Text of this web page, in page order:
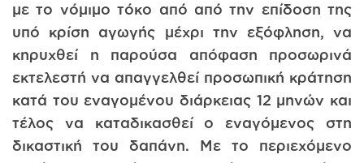
με το νόμιμο τόκο από από την επίδοση της
υπό κρίση αγωγής μέχρι την εξόφληση, να
κηρυχθεί η παρούσα απόφαση προσωρινά
εκτελεστή να απαγγελθεί προσωπική κράτηση
κατά του εναγομένου διάρκειας 12 μηνών και
τέλος να καταδικασθεί ο εναγόμενος στη
δικαστική του δαπάνη. Με το περιεχόμενο